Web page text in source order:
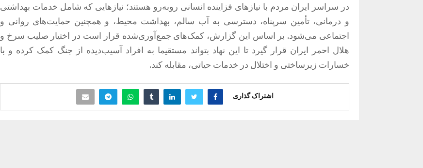
در سراسر ایران مردم با نیازهای فزاینده انسانی روبه‌رو هستند؛ نیازهایی که شامل خدمات بهداشتی
و درمانی، تأمین سرپناه، دسترسی به آب سالم، بهداشت محیط، و همچنین حمایت‌های روانی و
اجتماعی می‌شود. بر اساس این گزارش، کمک‌های جمع‌آوری‌شده قرار است در اختیار صلیب سرخ و
هلال احمر ایران قرار گیرد تا این نهاد بتواند مستقیما به افراد آسیب‌دیده از جنگ کمک کرده و با
خسارات زیرساختی و اختلال در خدمات حیاتی، مقابله کند.
اشتراک گذاری